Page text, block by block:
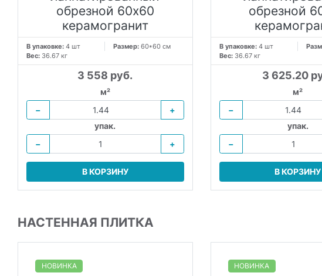
обрезной 60х60
керамогранит
В упаковке: 4 шт Размер:60*60 см
Вес: 36.67 кг
3 558 руб.
м²
−
+
упак.
−
+
В КОРЗИНУ
обрезной
В упаковке:4 шт
Вес: 36.67 кг
3 625.20
м²
−
упак.
−
В КОРЗИНУ
НАСТЕННАЯ ПЛИТКА
НОВИНКА НОВИНКА